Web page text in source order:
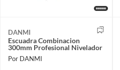
DANMI
Escuadra Combinacion
300mm Profesional Nivelador
Por DANMI